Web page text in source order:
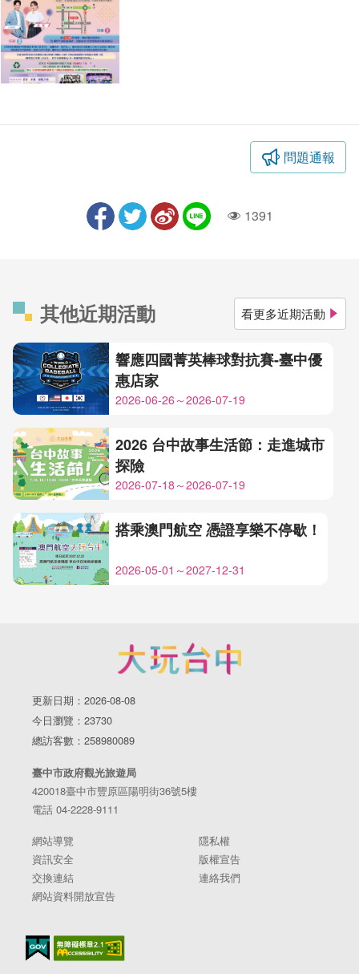
問題通報
人氣1391
其他近期活動 看更多近期活動
響應四國菁英棒球對抗賽-臺中優
惠店家
2026-06-26～2026-07-19
2026 台中故事生活節：走進城市
探險
2026-07-18～2026-07-19
搭乘澳門航空 憑證享樂不停歇！
2026-05-01～2027-12-31
更新日期：2026-08-08
今日瀏覽：23730
總訪客數：258980089
臺中市政府觀光旅遊局
420018臺中市豐原區陽明街36號5樓
電話 04-2228-9111
網站導覽
隱私權
資訊安全
版權宣告
交換連結
連絡我們
網站資料開放宣告